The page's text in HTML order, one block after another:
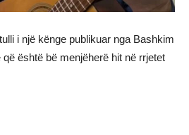
i një kënge publikuar nga Bashkim
është bë menjëherë hit në rrjetet